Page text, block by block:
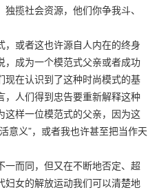
揽社会资源，他们你争我斗、
或者这也许源自人内在的终身
，成为一个模范式父亲或者成功
现在认识到了这种时尚模式的基
，人们得到忠告要重新解释这种
这样一位模范式的父亲，因为这
意义”，或者我也许甚至把当作天
而同，但又在不断地否定、超
女的解放运动我们可以清楚地